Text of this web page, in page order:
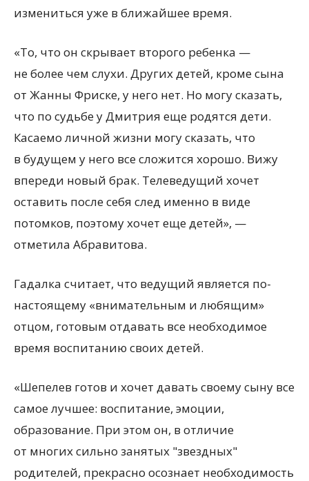
измениться уже в ближайшее время.
«То, что он скрывает второго ребенка —
не более чем слухи. Других детей, кроме сына
от Жанны Фриске, у него нет. Но могу сказать,
что по судьбе у Дмитрия еще родятся дети.
Касаемо личной жизни могу сказать, что
в будущем у него все сложится хорошо. Вижу
впереди новый брак. Телеведущий хочет
оставить после себя след именно в виде
потомков, поэтому хочет еще детей», —
отметила Абравитова.
Гадалка считает, что ведущий является по-
настоящему «внимательным и любящим»
отцом, готовым отдавать все необходимое
время воспитанию своих детей.
«Шепелев готов и хочет давать своему сыну все
самое лучшее: воспитание, эмоции,
образование. При этом он, в отличие
от многих сильно занятых "звездных"
родителей, прекрасно осознает необходимость